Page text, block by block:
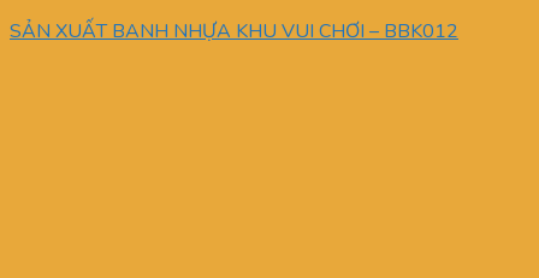
SẢN XUẤT BANH NHỰA KHU VUI CHƠI – BBK012